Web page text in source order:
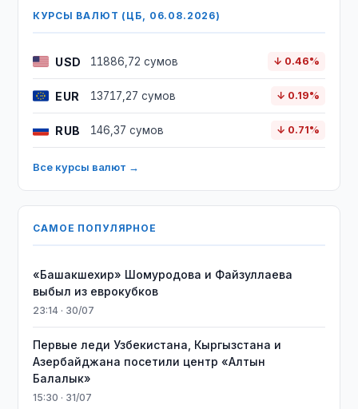
КУРСЫ ВАЛЮТ (ЦБ, 06.08.2026)
USD 11886,72 сумов ↓ 0.46%
EUR 13717,27 сумов ↓ 0.19%
RUB 146,37 сумов ↓ 0.71%
Все курсы валют →
САМОЕ ПОПУЛЯРНОЕ
«Башакшехир» Шомуродова и Файзуллаева
выбыл из еврокубков
23:14 · 30/07
Первые леди Узбекистана, Кыргызстана и
Азербайджана посетили центр «Алтын
Балалык»
15:30 · 31/07